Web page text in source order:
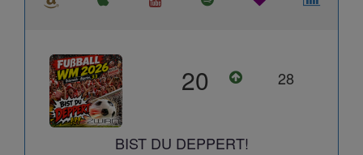
20 28
BIST DU DEPPERT!